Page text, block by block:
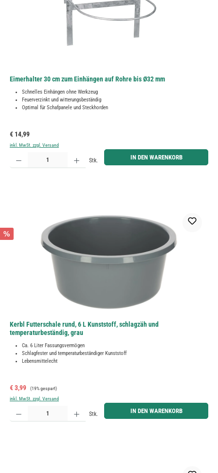
Eimerhalter 30 cm zum Einhängen auf Rohre bis Ø32 mm
Schnelles Einhängen ohne Werkzeug
Feuerverzinkt und witterungsbeständig
Optimal für Schafpanele und Steckhorden
Regulärer Preis:
€ 14,99
inkl. MwSt. zzgl. Versand
Produkt Anzahl: Gib den gewünschten Wert ein oder benutze die Schaltflächen um die Anzahl zu
Stk. IN DEN WARENKORB
%
Kerbl Futterschale rund, 6 L Kunststoff, schlagzäh und
temperaturbeständig, grau
Ca. 6 Liter Fassungsvermögen
Schlagfester und temperaturbeständiger Kunststoff
Lebensmittelecht
Verkaufspreis:
€ 3,99 Regulärer Preis:
(19% gespart)
inkl. MwSt. zzgl. Versand
Produkt Anzahl: Gib den gewünschten Wert ein oder benutze die Schaltflächen um die Anzahl zu
Stk. IN DEN WARENKORB